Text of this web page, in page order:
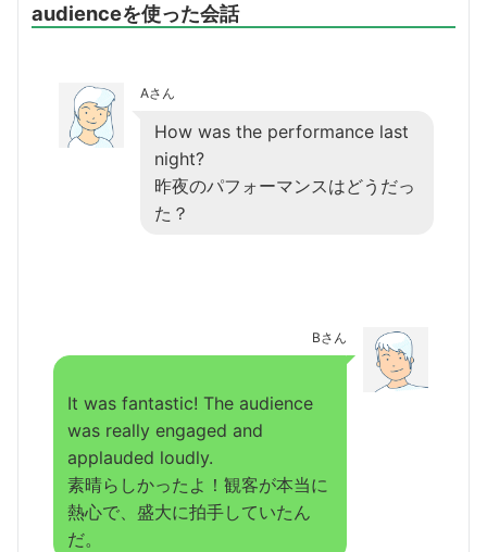
audienceを使った会話
Aさん
How was the performance last
night?
昨夜のパフォーマンスはどうだっ
た？
Bさん
It was fantastic! The audience
was really engaged and
applauded loudly.
素晴らしかったよ！観客が本当に
熱心で、盛大に拍手していたん
だ。